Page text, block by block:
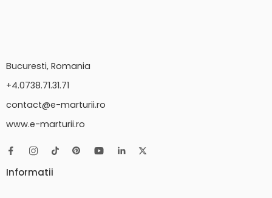
Bucuresti, Romania
+4.0738.71.31.71
contact@e-marturii.ro
www.e-marturii.ro
Informatii